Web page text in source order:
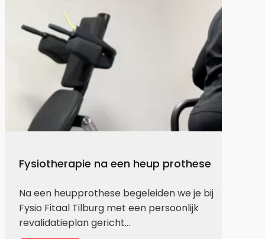
Fysiotherapie na een heup prothese
Na een heupprothese begeleiden we je bij
Fysio Fitaal Tilburg met een persoonlijk
revalidatieplan gericht…